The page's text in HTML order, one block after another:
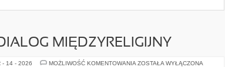
MIĘDZYRELIGIJNY
- 14 - 2026 MOŻLIWOŚĆ KOMENTOWANIA EKUMENIZM
ZOSTAŁA WYŁĄCZONA